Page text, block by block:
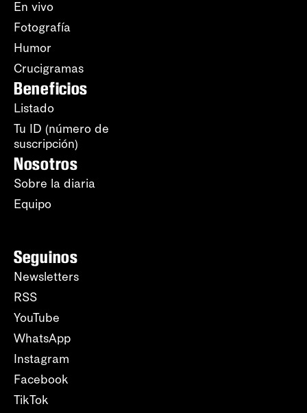
En vivo
Fotografía
Humor
Crucigramas
Beneficios
Listado
Tu ID (número de
suscripción)
Nosotros
Sobre la diaria
Equipo
Seguinos
Newsletters
RSS
YouTube
WhatsApp
Instagram
Facebook
TikTok